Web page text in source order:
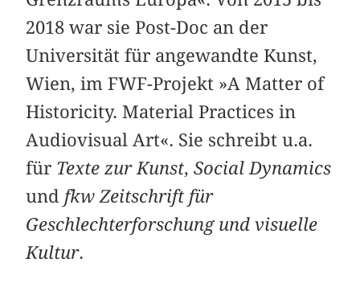
2018 war sie Post-Doc an der
Universität für angewandte Kunst,
Wien, im FWF-Projekt »A Matter of
Historicity. Material Practices in
Audiovisual Art«. Sie schreibt u.a.
für Texte zur Kunst,Social Dynamics
und fkw Zeitschrift für
Geschlechterforschung und visuelle
Kultur.